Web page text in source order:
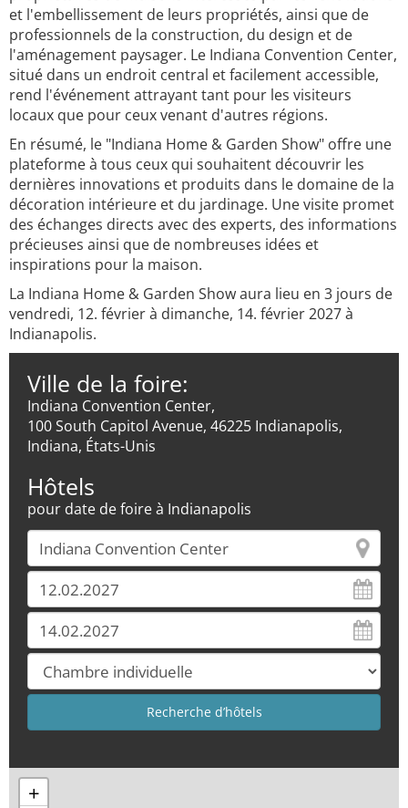
et l'embellissement de leurs propriétés, ainsi que de
professionnels de la construction, du design et de
l'aménagement paysager. Le Indiana Convention Center,
situé dans un endroit central et facilement accessible,
rend l'événement attrayant tant pour les visiteurs
locaux que pour ceux venant d'autres régions.
En résumé, le "Indiana Home & Garden Show" offre une
plateforme à tous ceux qui souhaitent découvrir les
dernières innovations et produits dans le domaine de la
décoration intérieure et du jardinage. Une visite promet
des échanges directs avec des experts, des informations
précieuses ainsi que de nombreuses idées et
inspirations pour la maison.
La Indiana Home & Garden Show aura lieu en 3 jours de
vendredi, 12. février à dimanche, 14. février 2027 à
Indianapolis.
Ville de la foire:
Indiana Convention Center,
100 South Capitol Avenue, 46225 Indianapolis,
Indiana, États-Unis
Hôtels
pour date de foire à Indianapolis
+